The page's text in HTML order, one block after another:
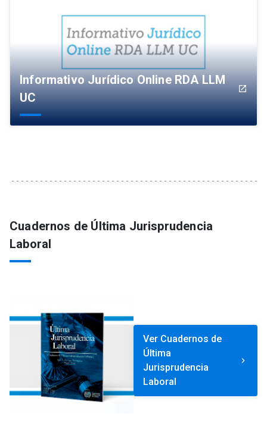
Informativo Jurídico Online RDA LLM
UC
launch
Cuadernos de Última Jurisprudencia
Laboral
Ver Cuadernos de
Última
Jurisprudencia
Laboral
keyboard_arrow_right